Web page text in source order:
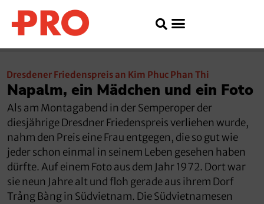
Dresdener Friedenspreis an Kim Phuc Phan Thi
Napalm, ein Mädchen und ein Foto
Als am Montagabend in der Semperoper der
diesjährige Dresdner Friedenspreis verliehen wurde,
nahm den Preis eine Frau entgegen, die so gut wie
jeder schon einmal in seinem Leben gesehen haben
dürfte. Auf einem Foto aus dem Jahr 1972. Dort war
sie neun Jahre alt und floh gerade aus ihrem Dorf
Trảng Bàng in Südvietnam. Die Südvietnamesen